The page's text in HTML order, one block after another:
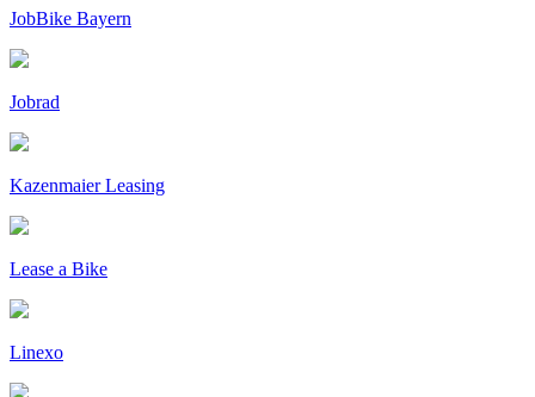
JobBike Bayern
Jobrad
Kazenmaier Leasing
Lease a Bike
Linexo